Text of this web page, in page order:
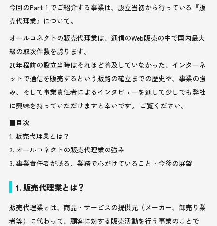
今回のPart１でご紹介する事業は、設立当初から行っている『販
売代理業』について。
オールコネクトの販売代理業は、通信のWeb販売の中で国内最大
級の取次件数を誇ります。
20年程前の設立当時はそれほど普及していなかった、インターネ
ットで通信を販売するという販路の確立までの歴史や、事業の強
み、そして事業責任者によるインタビューを通して少しでも弊社
に興味を持っていただけますと幸いです。 ご覧ください。
■目次
1. 販売代理業とは？
2. オールコネクトの販売代理業の強み
3. 事業責任者が語る、業務で心がけていること・今後の展望
1. 販売代理業とは？
販売代理業とは、商品・サービスの提供元（メーカー、卸売り業
者等）に代わって、顧客に対する販売活動を行う事業のことで